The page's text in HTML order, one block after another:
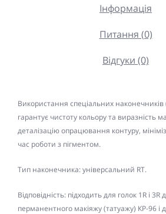
Інформація
Питання (0)
Відгуки (0)
Використання спеціальних
гарантує чистоту кольору та виразність
деталізацію опрацювання контуру,
час роботи з пігментом.
Тип наконечника: універсальний RT.
Відповідність: підходить для голок 1R і
перманентного макіяжу (татуажу) КР-96 і